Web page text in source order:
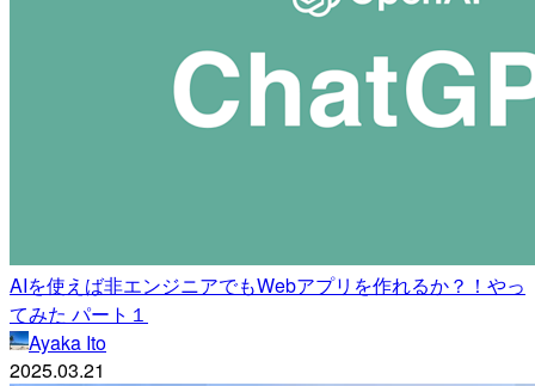
AIを使えば非エンジニアでもWebアプリを作れるか？！やっ
てみた パート１
Ayaka Ito
2025.03.21